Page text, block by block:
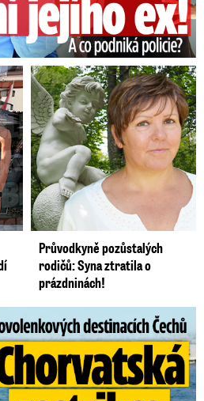
Průvodkyně pozůstalých
rodičů: Syna ztratila o
prázdninách!
Restrikce proti naháčům!